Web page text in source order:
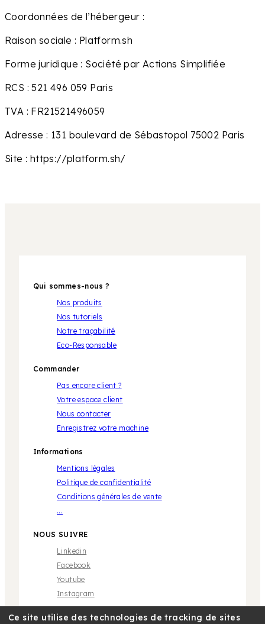
Coordonnées de l’hébergeur :
Raison sociale : Platform.sh
Forme juridique : Société par Actions Simplifiée
RCS : 521 496 059 Paris
TVA : FR21521496059
Adresse : 131 boulevard de Sébastopol 75002 Paris
Site : https://platform.sh/
Qui sommes-nous ?
Nos produits
Nos tutoriels
Notre traçabilité
Eco-Responsable
Commander
Pas encore client ?
Votre espace client
Nous contacter
Enregistrez votre machine
Informations
Mentions légales
Politique de confidentialité
Conditions générales de vente
...
NOUS SUIVRE
Linkedin
Facebook
Youtube
Instagram
Ce site utilise des technologies de tracking de sites